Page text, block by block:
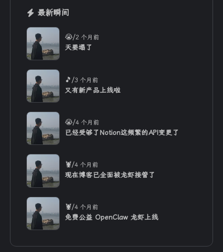
最新瞬间
😭/2 个月前
天要塌了
🎵/3 个月前
又有新产品上线啦
😭/4 个月前
已经受够了Notion这频繁的API变更了
🦞/4 个月前
现在博客已全面被龙虾接管了
🦞/4 个月前
免费公益 OpenClaw 龙虾上线